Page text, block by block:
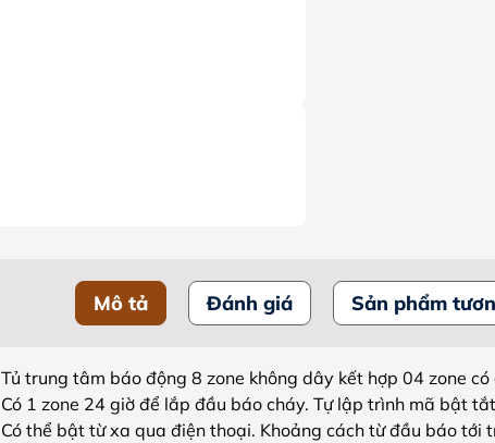
Mô tả Đánh giá Sản phẩm
Tủ trung tâm báo động 8 zone không dây kết hợp 04 zone
Có 1 zone 24 giờ để lắp đầu báo cháy. Tự lập trình mã bật
Có thể bật từ xa qua điện thoại. Khoảng cách từ đầu báo tới